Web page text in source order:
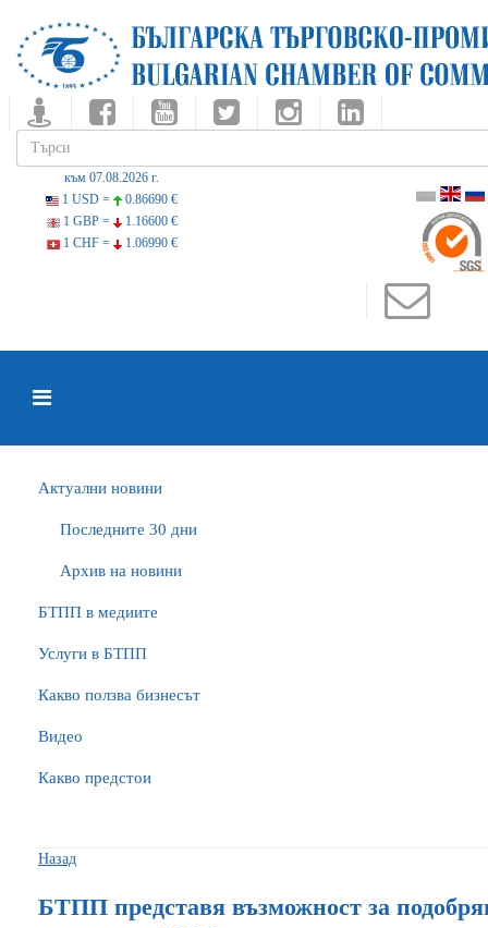
към 07.08.2026 г.
1 USD =
0.86690 €
1 GBP =
1.16600 €
1 CHF =
1.06990 €
Актуални новини
Последните 30 дни
Архив на новини
БTПП в медиите
Услуги в БТПП
Какво ползва бизнесът
Видео
Какво предстои
Назад
БТПП представя възможност за